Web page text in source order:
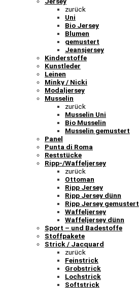
zurück
Uni
Bio Jersey
Blumen
gemustert
Jeansjersey
Kinderstoffe
Kunstleder
Leinen
Minky / Nicki
Modaljersey
Musselin
zurück
Musselin Uni
Bio Musselin
Musselin gemustert
Panel
Punta di Roma
Reststücke
Ripp-/Waffeljersey
zurück
Ottoman
Ripp Jersey
Ripp Jersey dünn
Ripp Jersey gemustert
Waffeljersey
Waffeljersey dünn
Sport – und Badestoffe
Stoffpakete
Strick / Jacquard
zurück
Feinstrick
Grobstrick
Lochstrick
Softstrick